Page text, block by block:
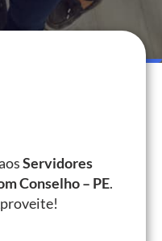
Servidores
Conselho – PE.